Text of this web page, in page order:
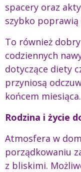
spacery oraz
szybko poprawią
To również
codziennych
dotyczące diety
przyniosą
końcem miesiąca.
Rodzina i życie
Atmosfera w
porządkowaniu
z bliskimi.